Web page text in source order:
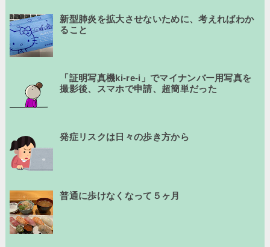
新型肺炎を拡大させないために、考えればわか
ること
「証明写真機ki-re-i」でマイナンバー用写真を
撮影後、スマホで申請、超簡単だった
発症リスクは日々の歩き方から
普通に歩けなくなって５ヶ月